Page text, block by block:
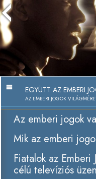
EGYÜTT AZ EMBERI
AZ EMBERI JOGOK
Az emberi jogok
Mik az emberi
Fiatalok az Emberi
célú televíziós